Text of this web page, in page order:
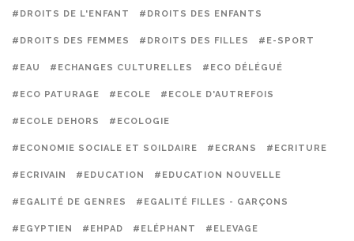
#DROITS DE L'ENFANT #DROITS DES ENFANTS
#DROITS DES FEMMES #DROITS DES FILLES #E-SPORT
#EAU #ECHANGES CULTURELLES #ECO DÉLÉGUÉ
#ECO PATURAGE #ECOLE #ECOLE D'AUTREFOIS
#ECOLE DEHORS #ECOLOGIE
#ECONOMIE SOCIALE ET SOILDAIRE #ECRANS #ECRITURE
#ECRIVAIN #EDUCATION #EDUCATION NOUVELLE
#EGALITÉ DE GENRES #EGALITÉ FILLES - GARÇONS
#EGYPTIEN #EHPAD #ELÉPHANT #ELEVAGE